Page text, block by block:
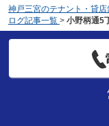
神戸三宮のテナント・貸
ログ記事一覧 > 小野柄通5